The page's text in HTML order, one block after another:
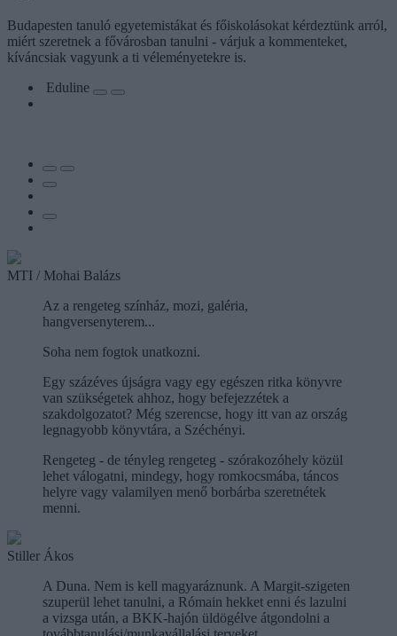
Budapesten tanuló egyetemistákat és főiskolásokat kérdeztünk arról,
miért szeretnek a fővárosban tanulni - várjuk a kommenteket,
kíváncsiak vagyunk a ti véleményetekre is.
Eduline
MTI / Mohai Balázs
Az a rengeteg színház, mozi, galéria,
hangversenyterem...
Soha nem fogtok unatkozni.
Egy százéves újságra vagy egy egészen ritka könyvre
van szükségetek ahhoz, hogy befejezzétek a
szakdolgozatot? Még szerencse, hogy itt van az ország
legnagyobb könyvtára, a Széchényi.
Rengeteg - de tényleg rengeteg - szórakozóhely közül
lehet válogatni, mindegy, hogy romkocsmába, táncos
helyre vagy valamilyen menő borbárba szeretnétek
menni.
Stiller Ákos
A Duna. Nem is kell magyaráznunk. A Margit-szigeten
szuperül lehet tanulni, a Rómain hekket enni és lazulni
a vizsga után, a BKK-hajón üldögélve átgondolni a